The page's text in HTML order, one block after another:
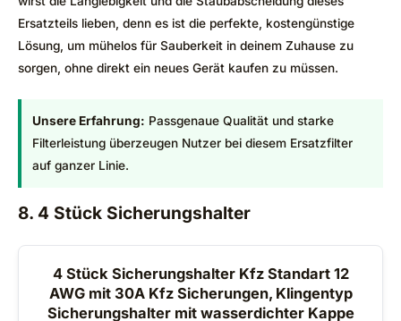
Ersatzteils lieben, denn es ist die perfekte, kostengünstige
Lösung, um mühelos für Sauberkeit in deinem Zuhause zu
sorgen, ohne direkt ein neues Gerät kaufen zu müssen.
Unsere Erfahrung: Passgenaue Qualität und starke
Filterleistung überzeugen Nutzer bei diesem Ersatzfilter
auf ganzer Linie.
8. 4 Stück Sicherungshalter
4 Stück Sicherungshalter Kfz Standart 12
AWG mit 30A Kfz Sicherungen, Klingentyp
Sicherungshalter mit wasserdichter Kappe